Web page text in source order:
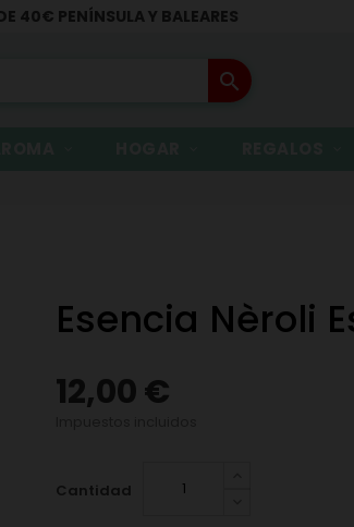
40€ PENÍNSULA Y BALEARES
search
Esencia Nèroli
12,00 €
Cantidad